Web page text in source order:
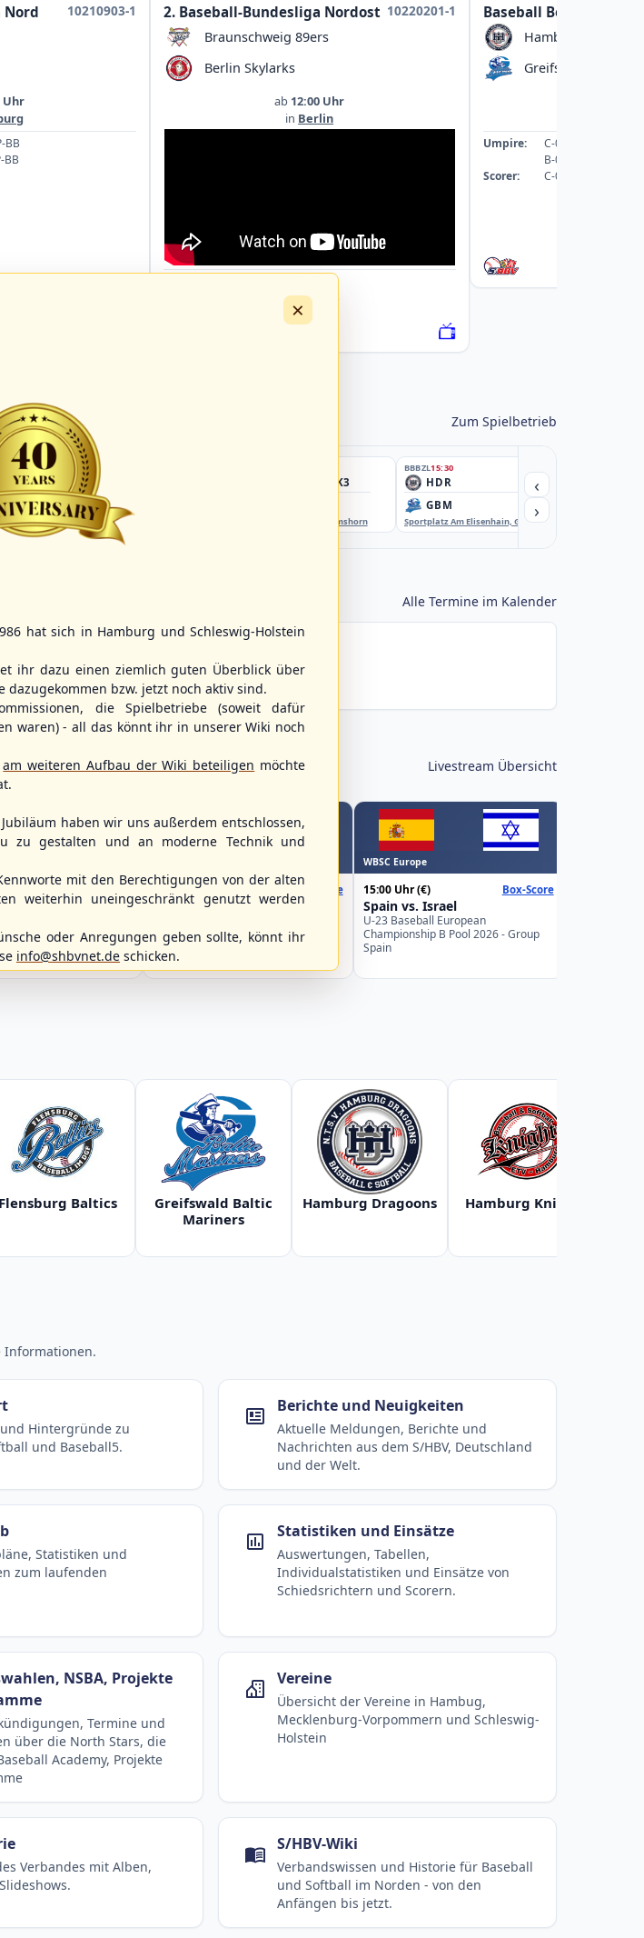
Nord
10210903-1
Uhr
BB
BB
2. Baseball-Bundesliga Nordost 10220201-1
Braunschweig 89ers
Berlin Skylarks
ab 12:00 Uhr
in Berlin
1B: A-043363-UMP-BB
HP: A-040088-UMP-BB
B-076222-SCO
Baseball Bezirksliga
Hamburg
Greifswald Baltic
Umpire:
C-089059-UMP-BB
B-078542-UMP-BB
Scorer:
C-069253-SCO
Zum Spielbetrieb
Eldena
BBBZL13:00
HWS2
KIL3
Förde Ballpark (Kilia-Sportplätze), Kiel
HSV/HHK3
EBE-Ballpark, Elmshorn
BBBZL15:30
HDR
GBM
Sportplatz Am Elisenhain, Greifswald-Eldena
Förde Ballpark (Kilia-
‹
›
Alle Termine im Kalender
Livestream Übersicht
89ers
Nordost
12:00 Uhr(€) Box-Score
Belgium vs. Poland
Championship B Pool 2026 - Group
Germany
WBSC Europe
15:00 Uhr(€) Box-Score
Spain vs. Israel
U-23 Baseball European
Championship B Pool 2026 - Group
Spain
Flensburg Baltics
Greifswald Baltic
Mariners
Hamburg Dragoons Hamburg Knights
Informationen.
Hintergründe zu
und Baseball5.
Berichte und Neuigkeiten
Aktuelle Meldungen, Berichte und
Nachrichten aus dem S/HBV, Deutschland
und der Welt.
Statistiken und
zum laufenden
Statistiken und Einsätze
Auswertungen, Tabellen,
Individualstatistiken und Einsätze von
Schiedsrichtern und Scorern.
NSBA, Projekte
Termine und
über die North Stars, die
Academy, Projekte
Vereine
Übersicht der Vereine in Hambug,
Mecklenburg-Vorpommern und Schleswig-
Holstein
Verbandes mit Alben,
S/HBV-Wiki
Verbandswissen und Historie für Baseball
und Softball im Norden - von den
Anfängen bis jetzt.
×
hat sich in Hamburg und Schleswig-Holstein
ihr dazu einen ziemlich guten Überblick über
bzw. jetzt noch aktiv sind.
die Spielbetriebe (soweit dafür
waren) - all das könnt ihr in unserer Wiki noch
am weiteren Aufbau der Wiki beteiligen möchte
haben wir uns außerdem entschlossen,
zu gestalten und an moderne Technik und
mit den Berechtigungen von der alten
weiterhin uneingeschränkt genutzt werden
oder Anregungen geben sollte, könnt ihr
info@shbvnet.de schicken.